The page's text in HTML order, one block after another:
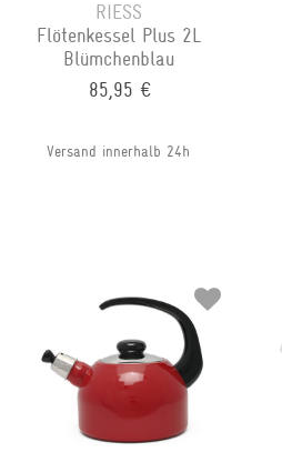
RIESS
Flötenkessel Plus 2L
Blümchenblau
85,95 €
Versand innerhalb 24h